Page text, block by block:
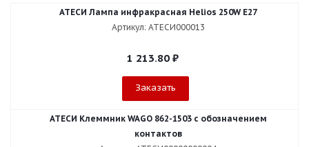
АТЕСИ Лампа инфракрасная Helios 250W Е27
Артикул: АТЕСИ000013
1 213.80 ₽
Заказать
АТЕСИ Клеммник WAGO 862-1503 c обозначением
контактов